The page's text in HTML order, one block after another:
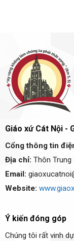
Giáo xứ Cát Nội -
Cổng thông tin
Địa chỉ: Thôn Trung
Email:
Website:
Ý kiến đóng góp
Chúng tôi rất vinh